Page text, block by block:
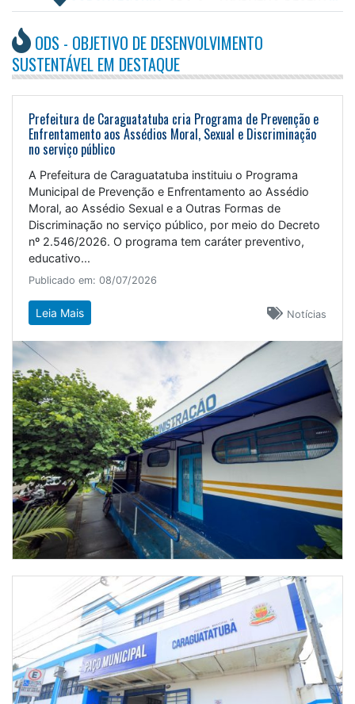
ODS - OBJETIVO DE DESENVOLVIMENTO
SUSTENTÁVEL EM DESTAQUE
Prefeitura de Caraguatatuba cria Programa de Prevenção e
Enfrentamento aos Assédios Moral, Sexual e Discriminação
no serviço público
A Prefeitura de Caraguatatuba instituiu o Programa
Municipal de Prevenção e Enfrentamento ao Assédio
Moral, ao Assédio Sexual e a Outras Formas de
Discriminação no serviço público, por meio do Decreto
nº 2.546/2026. O programa tem caráter preventivo,
educativo...
Publicado em: 08/07/2026
Notícias
Leia Mais